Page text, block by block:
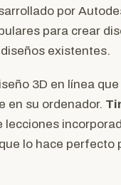
por
para crear
existentes.
3D en línea
en su ordenador.
lecciones
lo hace perfecto